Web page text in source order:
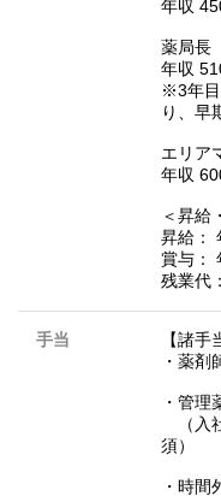
年収
薬局長
年収
※3年目
り、早
エリア
年収
＜昇給
昇給：
賞与：
残業代
手当
【諸手
・薬剤
・管理
（入
須）
・時